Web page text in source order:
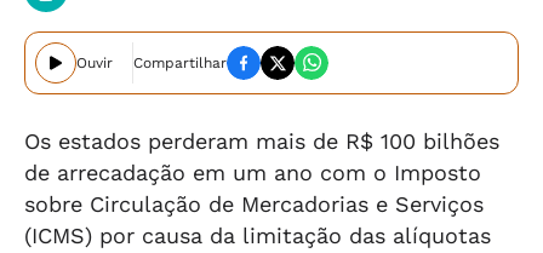
Ouvir Compartilhar
Os estados perderam mais de R$ 100 bilhões
de arrecadação em um ano com o Imposto
sobre Circulação de Mercadorias e Serviços
(ICMS) por causa da limitação das alíquotas